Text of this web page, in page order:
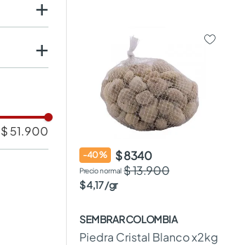
$ 51.900
-40%
$ 8340
$ 13.900
$4,17/gr
SEMBRAR COLOMBIA
Piedra Cristal Blanco x2kg